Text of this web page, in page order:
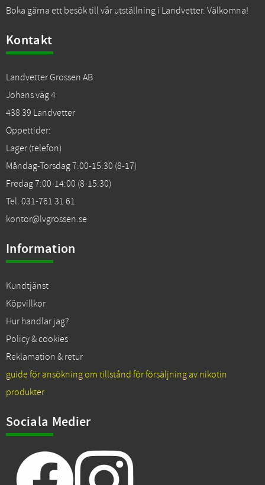
Boka gärna ett besök till vår utställning i Landvetter. Välkomna!
Kontakt
Landvetter Grossen AB
Johans väg 4
438 39 Landvetter
Öppettider:
Lager (telefon)
Måndag-Torsdag 7:00-15:30 (8-17)
Fredag 7:00-14:00 (8-15:30)
Tel. 031-761 31 61
kontor@lvgrossen.se
Information
Kundtjänst
Köpvillkor
Hur handlar jag?
Policy & cookies
Reklamation & retur
guide för ansökning om tillstånd för försäljning av nikotin
produkter
Sociala Medier